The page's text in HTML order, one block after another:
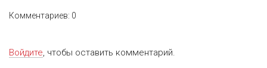
Комментариев: 0
Войдите, чтобы оставить комментарий.